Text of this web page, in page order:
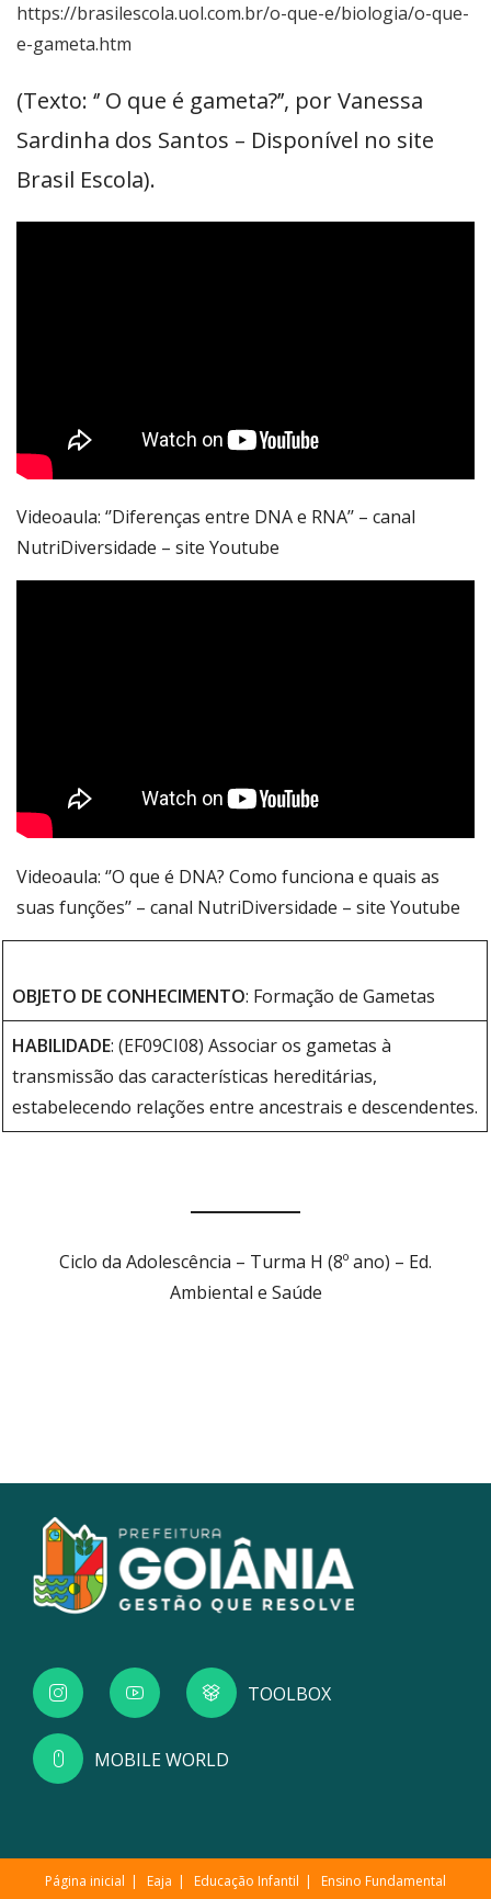
https://brasilescola.uol.com.br/o-que-e/biologia/o-que-
e-gameta.htm
(Texto: ‘’ O que é gameta?’’, por Vanessa
Sardinha dos Santos – Disponível no site
Brasil Escola).
Videoaula: ‘’Diferenças entre DNA e RNA’’ – canal
NutriDiversidade – site Youtube
Videoaula: ‘’O que é DNA? Como funciona e quais as
suas funções’’ – canal NutriDiversidade – site Youtube
OBJETO DE CONHECIMENTO: Formação de Gametas
HABILIDADE: (EF09CI08) Associar os gametas à
transmissão das características hereditárias,
estabelecendo relações entre ancestrais e descendentes.
Ciclo da Adolescência – Turma H (8º ano) – Ed.
Ambiental e Saúde
TOOLBOX
MOBILE WORLD
Página inicial Eaja Educação Infantil Ensino Fundamental